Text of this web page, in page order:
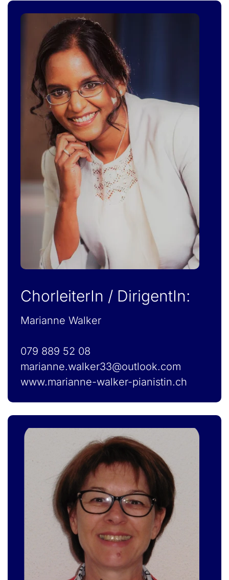
ChorleiterIn / DirigentIn:
Marianne Walker
079 889 52 08
marianne.walker33@outlook.com
www.marianne-walker-pianistin.ch